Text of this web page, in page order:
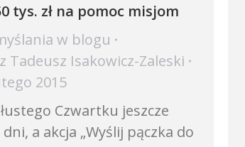
tys. zł na pomoc misjom
w blogu
Tadeusz Isakowicz-Zaleski
2015
Czwartku jeszcze
a akcja „Wyślij pączka do